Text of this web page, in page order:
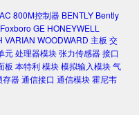
AC 800M控制器 BENTLY Bently
Foxboro GE HONEYWELL
VARIAN WOODWARD 主板 交
元处理器模块张力传感器接口
板 本特利模块模拟输入模块气
存器通信接口 通信模块霍尼韦